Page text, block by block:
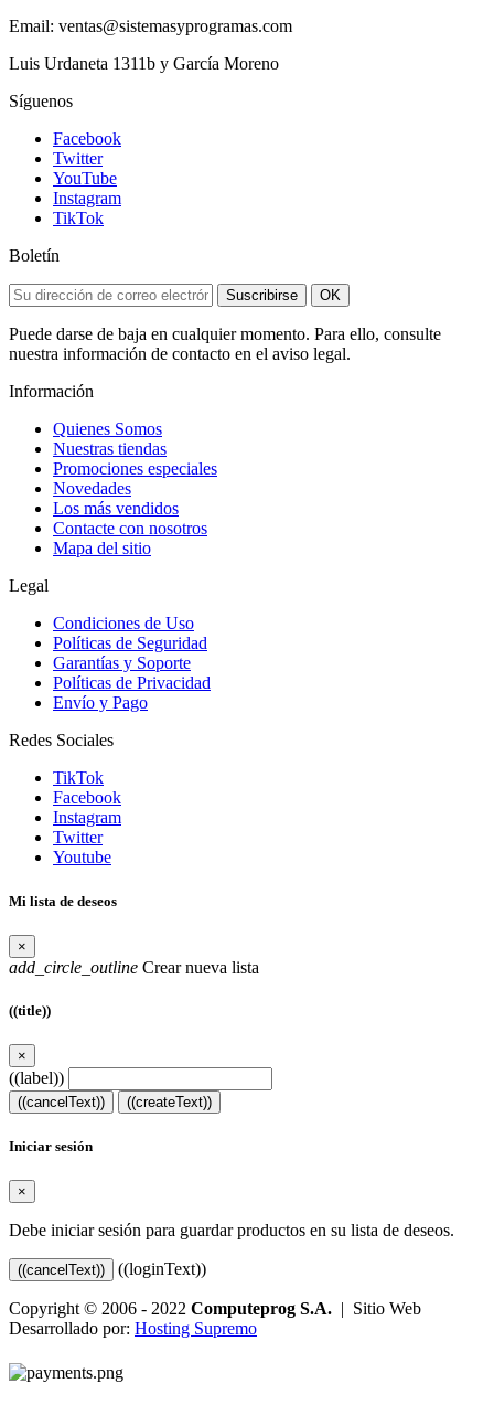
Email: ventas@sistemasyprogramas.com
Luis Urdaneta 1311b y García Moreno
Síguenos
Facebook
Twitter
YouTube
Instagram
TikTok
Boletín
Suscribirse OK
Puede darse de baja en cualquier momento. Para ello, consulte
nuestra información de contacto en el aviso legal.
Información
Quienes Somos
Nuestras tiendas
Promociones especiales
Novedades
Los más vendidos
Contacte con nosotros
Mapa del sitio
Legal
Condiciones de Uso
Políticas de Seguridad
Garantías y Soporte
Políticas de Privacidad
Envío y Pago
Redes Sociales
TikTok
Facebook
Instagram
Twitter
Youtube
Mi lista de deseos
×
add_circle_outline Crear nueva lista
((title))
×
((label))
((cancelText)) ((createText))
Iniciar sesión
×
Debe iniciar sesión para guardar productos en su lista de deseos.
((cancelText)) ((loginText))
Copyright © 2006 - 2022 Computeprog S.A. | Sitio Web
Desarrollado por: Hosting Supremo